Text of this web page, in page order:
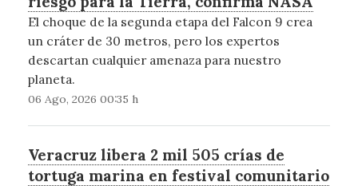
El choque de la segunda etapa del Falcon 9 crea
un cráter de 30 metros, pero los expertos
descartan cualquier amenaza para nuestro
planeta.
06 Ago, 2026 00:35 h
Veracruz libera 2 mil 505 crías de
tortuga marina en festival comunitario